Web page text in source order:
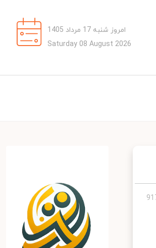
امروز شنبه 17 مرداد 1405
Saturday 08 August 2026
917